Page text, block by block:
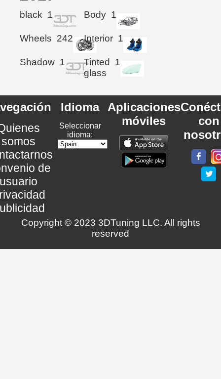
black 1 Body 1
Wheels 242 Interior 1
Shadow 1
Tinted
glass
1
somos
de
Idioma
Seleccionar
idioma:
Aplicaciones
móviles
con
Copyright © 2023 3DTuning LLC. All rights
reserved